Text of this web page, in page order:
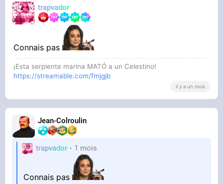
trapvador
Connais pas
¡Esta serpiente marina MATÓ a un Celestino!
https://streamable.com/fmjgjb
il y a un mois
Jean-Colroulin
trapvador 1 mois
Connais pas